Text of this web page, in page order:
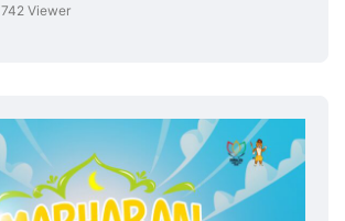
742 Viewer